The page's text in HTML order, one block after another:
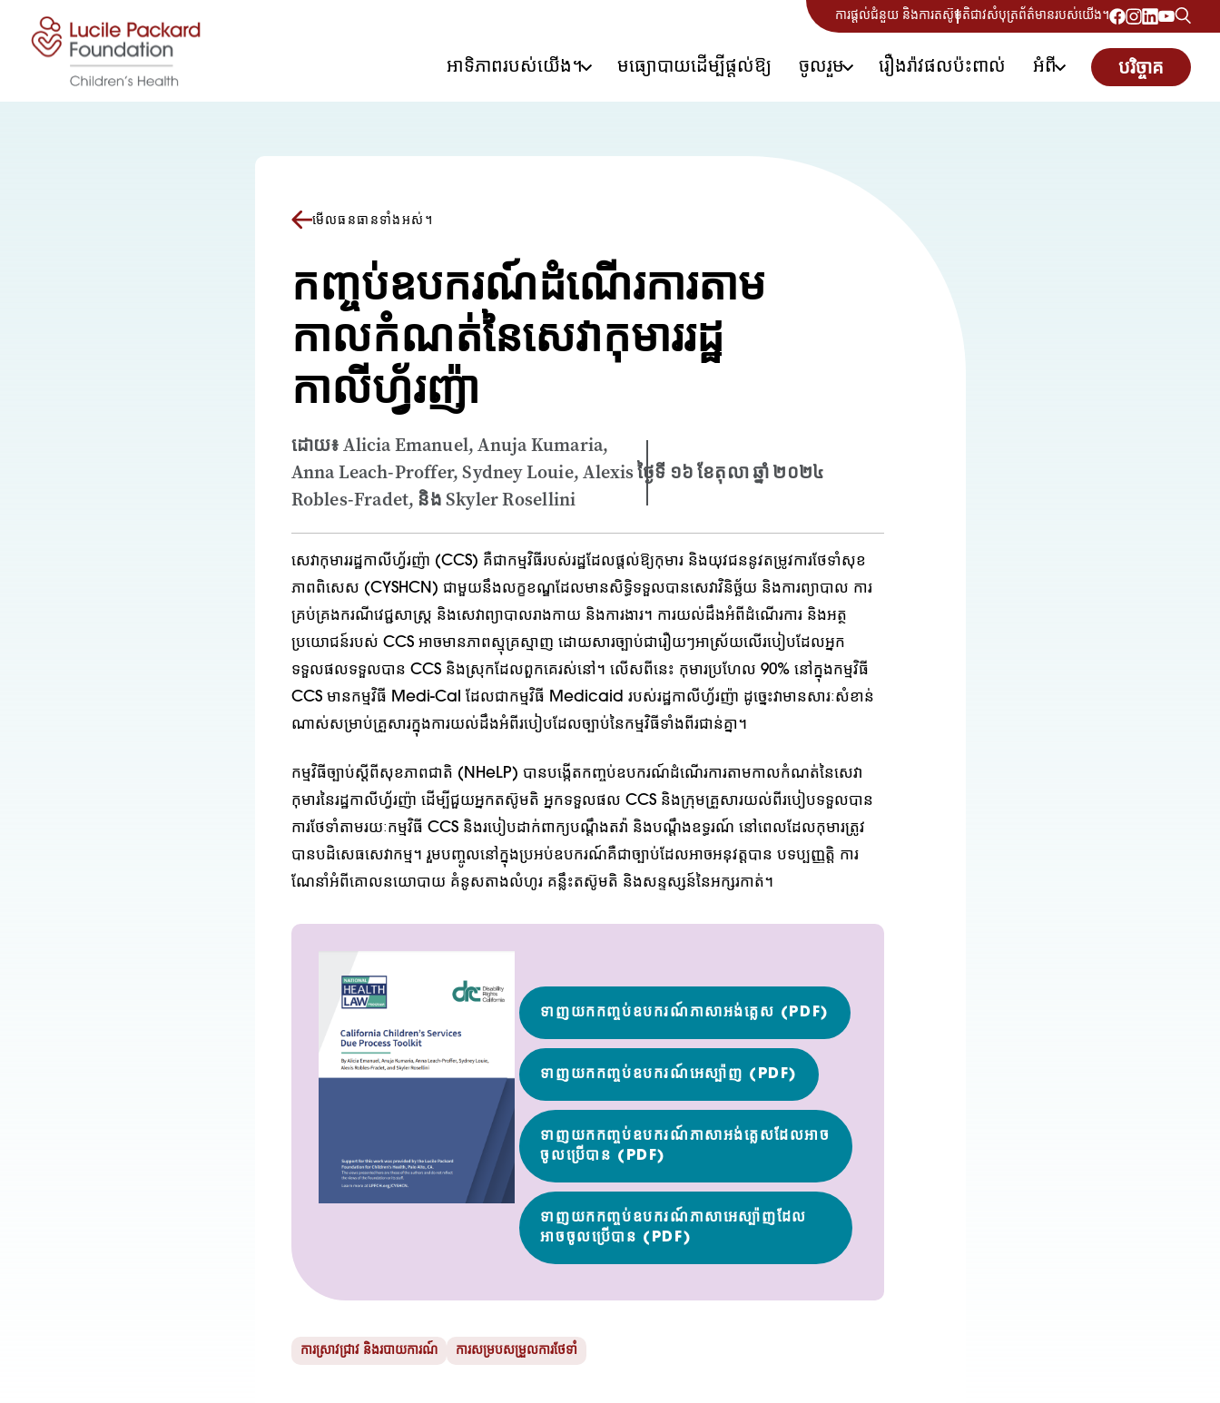
រំលងទៅមាតិកា ការផ្តល់ជំនួយ និងការតស៊ូមតិជាវសំបុត្រព័ត៌មានរបស់យើង។
អាទិភាពរបស់យើង។ មធ្យោបាយដើម្បីផ្តល់ឱ្យ ចូលរួម រឿងរ៉ាវផលប៉ះពាល់ អំពី បរិច្ចាគ
មើលធនធានទាំងអស់។
កញ្ចប់ឧបករណ៍ដំណើរការតាម
កាលកំណត់នៃសេវាកុមាររដ្ឋ
កាលីហ្វ័រញ៉ា
ដោយ៖ Alicia Emanuel, Anuja Kumaria,
Anna Leach-Proffer, Sydney Louie, Alexis
Robles-Fradet, និង Skyler Rosellini
ថ្ងៃទី ១៦ ខែតុលា ឆ្នាំ ២០២៤
សេវាកុមាររដ្ឋកាលីហ្វ័រញ៉ា (CCS) គឺជាកម្មវិធីរបស់រដ្ឋដែលផ្តល់ឱ្យកុមារ និងយុវជននូវតម្រូវការថែទាំសុខ
ភាពពិសេស (CYSHCN) ជាមួយនឹងលក្ខខណ្ឌដែលមានសិទ្ធិទទួលបានសេវាវិនិច្ឆ័យ និងការព្យាបាល ការ
គ្រប់គ្រងករណីវេជ្ជសាស្ត្រ និងសេវាព្យាបាលរាងកាយ និងការងារ។ ការយល់ដឹងអំពីដំណើរការ និងអត្ថ
ប្រយោជន៍របស់ CCS អាចមានភាពស្មុគ្រស្មាញ ដោយសារច្បាប់ជារឿយៗអាស្រ័យលើរបៀបដែលអ្នក
ទទួលផលទទួលបាន CCS និងស្រុកដែលពួកគេរស់នៅ។ លើសពីនេះ កុមារប្រហែល 90% នៅក្នុងកម្មវិធី
CCS មានកម្មវិធី Medi-Cal ដែលជាកម្មវិធី Medicaid របស់រដ្ឋកាលីហ្វ័រញ៉ា ដូច្នេះវាមានសារៈសំខាន់
ណាស់សម្រាប់គ្រួសារក្នុងការយល់ដឹងអំពីរបៀបដែលច្បាប់នៃកម្មវិធីទាំងពីរជាន់គ្នា។
កម្មវិធីច្បាប់ស្តីពីសុខភាពជាតិ (NHeLP) បានបង្កើតកញ្ចប់ឧបករណ៍ដំណើរការតាមកាលកំណត់នៃសេវា
កុមារនៃរដ្ឋកាលីហ្វ័រញ៉ា ដើម្បីជួយអ្នកតស៊ូមតិ អ្នកទទួលផល CCS និងក្រុមគ្រួសារយល់ពីរបៀបទទួលបាន
ការថែទាំតាមរយៈកម្មវិធី CCS និងរបៀបដាក់ពាក្យបណ្តឹងតវ៉ា និងបណ្តឹងឧទ្ធរណ៍ នៅពេលដែលកុមារត្រូវ
បានបដិសេធសេវាកម្ម។ រួមបញ្ចូលនៅក្នុងប្រអប់ឧបករណ៍គឺជាច្បាប់ដែលអាចអនុវត្តបាន បទប្បញ្ញត្តិ ការ
ណែនាំអំពីគោលនយោបាយ គំនូសតាងលំហូរ គន្លឹះតស៊ូមតិ និងសន្ទស្សន៍នៃអក្សរកាត់។
ទាញយកកញ្ចប់ឧបករណ៍ភាសាអង់គ្លេស (PDF)
ទាញយកកញ្ចប់ឧបករណ៍អេស្ប៉ាញ (PDF)
ទាញយកកញ្ចប់ឧបករណ៍ភាសាអង់គ្លេសដែលអាច
ចូលប្រើបាន (PDF)
ទាញយកកញ្ចប់ឧបករណ៍ភាសាអេស្ប៉ាញដែល
អាចចូលប្រើបាន (PDF)
ការស្រាវជ្រាវ និងរបាយការណ៍ ការសម្របសម្រួលការថែទាំ